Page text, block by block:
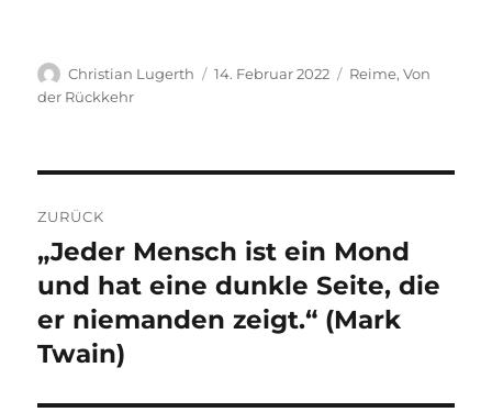
Autor
Christian Lugerth
Veröffentlicht
14. Februar 2022 Kategorien
Reime,Von
der Rückkehr
ZURÜCK
Vorheriger
Beitrag:
„Jeder Mensch ist ein Mond
und hat eine dunkle Seite, die
er niemanden zeigt.“ (Mark
Twain)